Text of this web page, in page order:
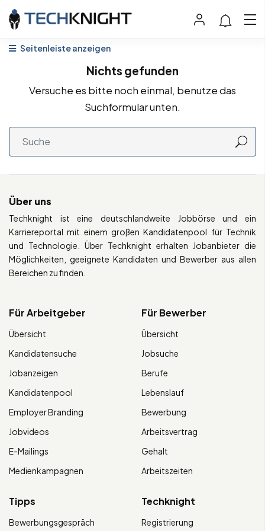
Seitenleiste anzeigen
Nichts gefunden
Versuche es bitte noch einmal, benutze das
Suchformular unten.
Über uns
Techknight ist eine deutschlandweite Jobbörse und ein
Karriereportal mit einem großen Kandidatenpool für Technik
und Technologie. Über Techknight erhalten Jobanbieter die
Möglichkeiten, geeignete Kandidaten und Bewerber aus allen
Bereichen zu finden.
Für Arbeitgeber
Übersicht
Kandidatensuche
Jobanzeigen
Kandidatenpool
Employer Branding
Jobvideos
E-Mailings
Medienkampagnen
Für Bewerber
Übersicht
Jobsuche
Berufe
Lebenslauf
Bewerbung
Arbeitsvertrag
Gehalt
Arbeitszeiten
Tipps
Bewerbungsgespräch
Techknight
Registrierung